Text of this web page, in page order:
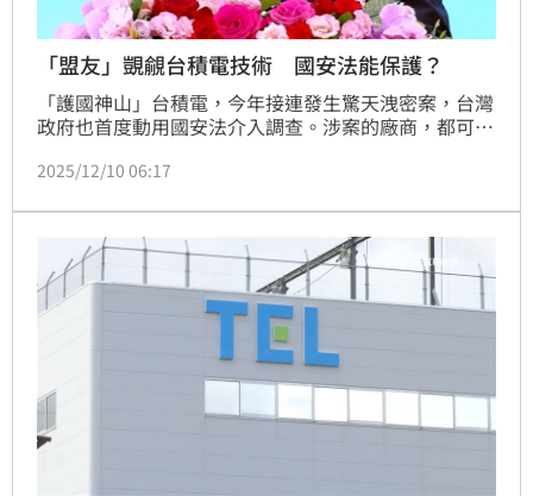
「盟友」覬覦台積電技術 國安法能保護？
「護國神山」台積電，今年接連發生驚天洩密案，台灣
政府也首度動用國安法介入調查。涉案的廠商，都可說
廠東京威力科創，另一個也是美國總統川普念茲在茲的
覦這些技術，台灣的處境可說是既尷尬又艱難。
2025/12/10 06:17